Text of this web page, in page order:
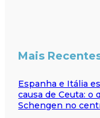
Mais
Espanha e Itália
causa de Ceuta: o
Schengen no